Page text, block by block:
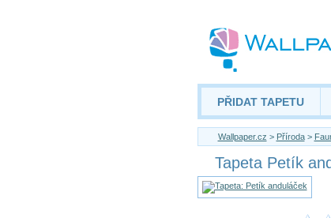
PŘIDAT TAPETU
Wallpaper.cz > Příroda>
Tapeta Petík